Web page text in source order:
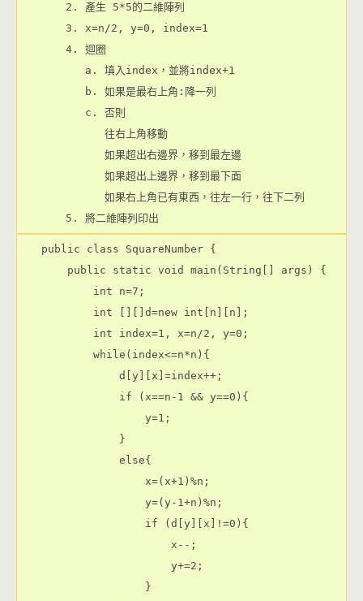
2. 產生 5*5的二維陣列
3. x=n/2, y=0, index=1
4. 迴圈
   a. 填入index，並將index+1
   b. 如果是最右上角:降一列
   c. 否則
      往右上角移動
      如果超出右邊界，移到最左邊
      如果超出上邊界，移到最下面
      如果右上角已有東西，往左一行，往下二列
5. 將二維陣列印出
public class SquareNumber {
    public static void main(String[] args) {
        int n=7;
        int [][]d=new int[n][n];
        int index=1, x=n/2, y=0;
        while(index<=n*n){
            d[y][x]=index++;
            if (x==n-1 && y==0){
                y=1;
            }
            else{
                x=(x+1)%n;
                y=(y-1+n)%n;
                if (d[y][x]!=0){
                    x--;
                    y+=2;
                }